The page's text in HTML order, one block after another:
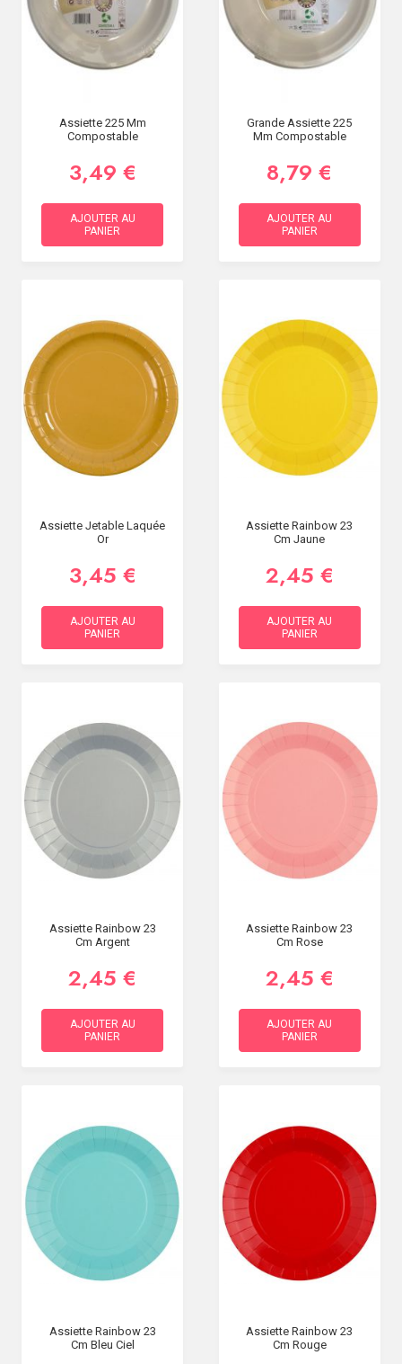
Assiette 225 Mm
Compostable
3,49 €
AJOUTER AU
PANIER
Grande Assiette 225
Mm Compostable
8,79 €
AJOUTER AU
PANIER
Assiette Jetable Laquée
Or
3,45 €
AJOUTER AU
PANIER
Assiette Rainbow 23
Cm Jaune
2,45 €
AJOUTER AU
PANIER
Assiette Rainbow 23
Cm Argent
2,45 €
AJOUTER AU
PANIER
Assiette Rainbow 23
Cm Rose
2,45 €
AJOUTER AU
PANIER
Assiette Rainbow 23
Cm Bleu Ciel
Assiette Rainbow 23
Cm Rouge